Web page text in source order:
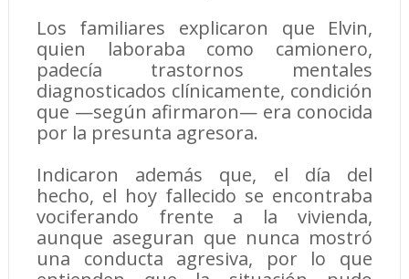
Los familiares explicaron que Elvin,
quien laboraba como camionero,
padecía trastornos mentales
diagnosticados clínicamente, condición
que —según afirmaron— era conocida
por la presunta agresora.
Indicaron además que, el día del
hecho, el hoy fallecido se encontraba
vociferando frente a la vivienda,
aunque aseguran que nunca mostró
una conducta agresiva, por lo que